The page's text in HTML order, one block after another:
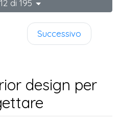
di 195
Successivo
design per